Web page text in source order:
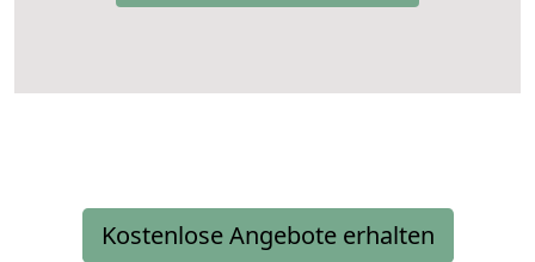
Kostenlose Angebote erhalten